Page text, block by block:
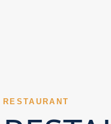
RESTAURANT